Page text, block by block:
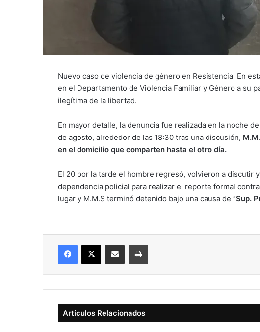
Nuevo caso de violencia de género en Resistencia. En
en el Departamento de Violencia Familiar y Género a su
ilegítima de la libertad.
En mayor detalle, la denuncia fue realizada en la noche
de agosto, alrededor de las 18:30 tras una discusión,
en el domicilio que comparten hasta el otro día.
El 20 por la tarde el hombre regresó, volvieron a discutir
dependencia policial para realizar el reporte formal
lugar y M.M.S terminó detenido bajo una causa de “Sup.
Facebook
X Compartir vía correo electrónicoImprimir
Artículos Relacionados